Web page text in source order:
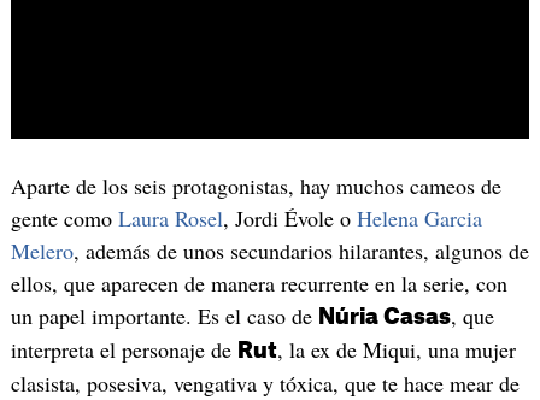
Aparte de los seis protagonistas, hay muchos cameos de
gente como Laura Rosel, Jordi Évole o Helena Garcia
Melero, además de unos secundarios hilarantes, algunos de
ellos, que aparecen de manera recurrente en la serie, con
un papel importante. Es el caso de Núria Casas, que
interpreta el personaje de Rut, la ex de Miqui, una mujer
clasista, posesiva, vengativa y tóxica, que te hace mear de